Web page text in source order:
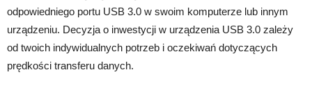
odpowiedniego portu USB 3.0 w swoim komputerze lub innym
urządzeniu. Decyzja o inwestycji w urządzenia USB 3.0 zależy
od twoich indywidualnych potrzeb i oczekiwań dotyczących
prędkości transferu danych.